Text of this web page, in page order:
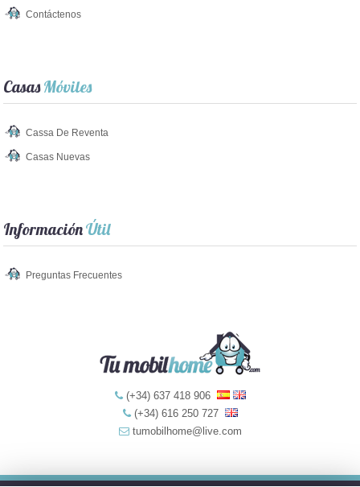
Contáctenos
CasasMóviles
Cassa De Reventa
Casas Nuevas
InformaciónÚtil
Preguntas Frecuentes
(+34) 637 418 906
(+34) 616 250 727
tumobilhome@live.com